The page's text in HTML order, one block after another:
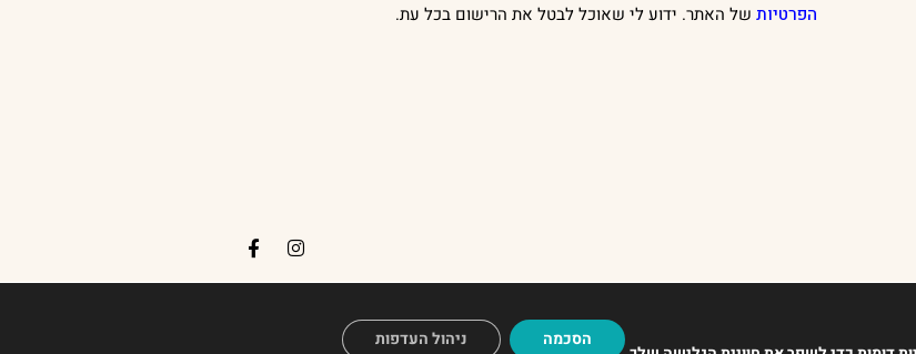
הפרטיותשל האתר. ידוע לי שאוכל לבטל את הרישום בכל עת.
HEADUPהסכמה ניהול העדפות